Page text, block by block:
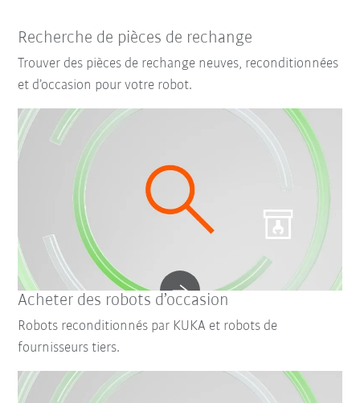
Recherche de pièces de rechange
Trouver des pièces de rechange neuves, reconditionnées
et d’occasion pour votre robot.
Acheter des robots d’occasion
Robots reconditionnés par KUKA et robots de
fournisseurs tiers.